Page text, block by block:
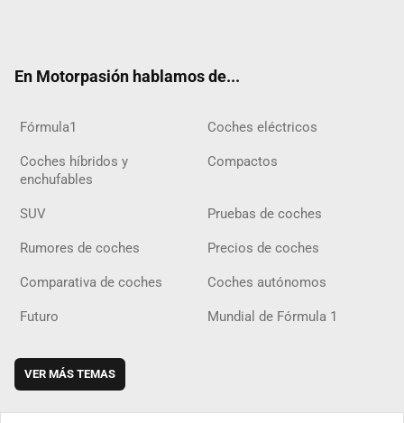
En Motorpasión hablamos de...
Fórmula1 Coches eléctricos
Coches híbridos y
enchufables
Compactos
SUV Pruebas de coches
Rumores de coches Precios de coches
Comparativa de coches Coches autónomos
Futuro Mundial de Fórmula 1
VER MÁS TEMAS